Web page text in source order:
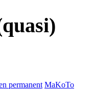
permanent MaKoTo